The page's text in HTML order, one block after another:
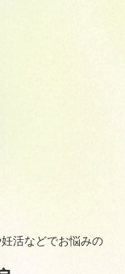
活などでお悩みの